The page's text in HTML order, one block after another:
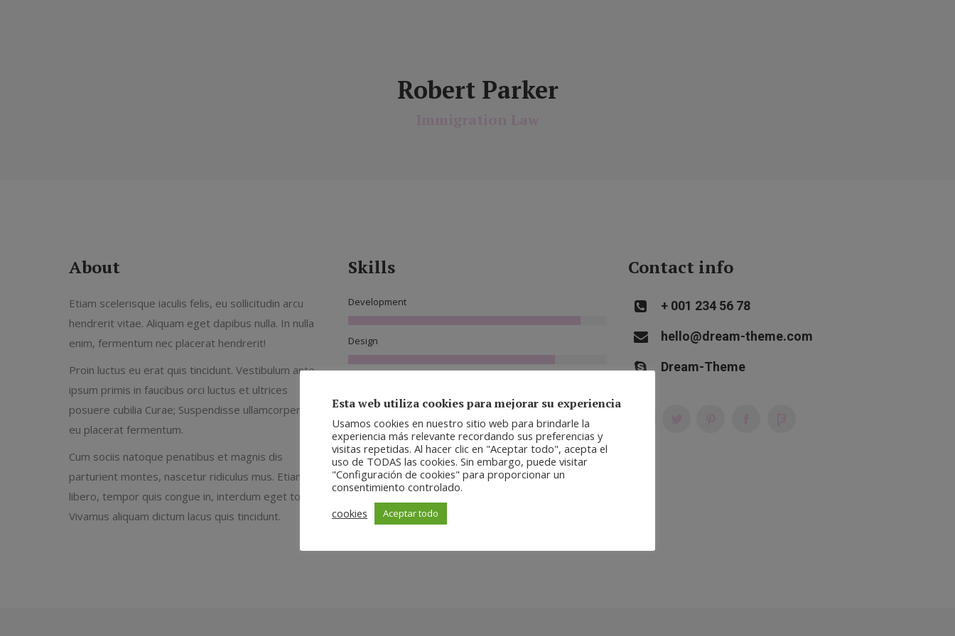
Robert Parker
About
Etiam scelerisque iaculis felis, eu sollicitudin arcu
hendrerit vitae. Aliquam eget dapibus nulla. In nulla
enim, fermentum nec placerat hendrerit!
Proin luctus eu erat quis tincidunt. Vestibulum ante
ipsum primis in faucibus orci luctus et ultrices
posuere cubilia Curae; Suspendisse ullamcorper nunc
eu placerat fermentum.
Cum sociis natoque penatibus et magnis dis
parturient montes, nascetur ridiculus mus. Etiam dui
libero, tempor quis congue in, interdum eget tortor.
Vivamus aliquam dictum lacus quis tincidunt.
Skills
Development
Design
Marketing
Photography
Contact info
+ 001 234 56 78
hello@dream-theme.com
Dream-Theme
Esta web utiliza cookies para mejorar su experiencia
Usamos cookies en nuestro sitio web para brindarle la
experiencia más relevante recordando sus preferencias y
visitas repetidas. Al hacer clic en "Aceptar todo", acepta el
uso de TODAS las cookies. Sin embargo, puede visitar
"Configuración de cookies" para proporcionar un
consentimiento controlado.
cookies
Aceptar todo